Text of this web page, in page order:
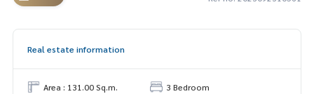
Real estate information
Area : 131.00 Sq.m.
3 Bedroom